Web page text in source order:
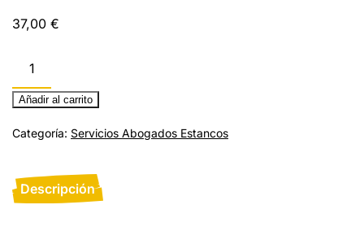
37,00 €
TELEMÁTICA
cantidad
Añadir al carrito
Categoría: Servicios Abogados Estancos
Descripción